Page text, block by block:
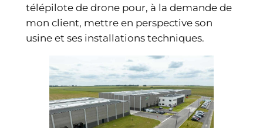
télépilote de drone pour, à la demande de
mon client, mettre en perspective son
usine et ses installations techniques.